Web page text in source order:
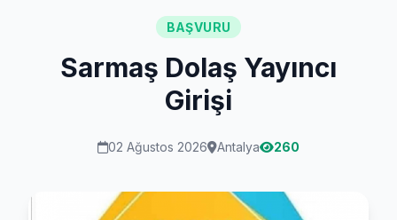
BAŞVURU
Sarmaş Dolaş Yayıncı
Girişi
02 Ağustos 2026 Antalya 260